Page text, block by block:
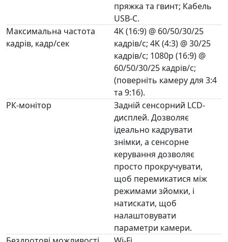
пряжка та гвинт; Кабель
USB-C.
Максимальна частота
кадрів, кадр/сек
4K (16:9) @ 60/50/30/25
кадрів/с; 4K (4:3) @ 30/25
кадрів/с; 1080p (16:9) @
60/50/30/25 кадрів/с;
(поверніть камеру для 3:4
та 9:16).
РК-монітор
Задній сенсорний LCD-
дисплей. Дозволяє
ідеально кадрувати
знімки, а сенсорне
керування дозволяє
просто прокручувати,
щоб перемикатися між
режимами зйомки, і
натискати, щоб
налаштовувати
параметри камери.